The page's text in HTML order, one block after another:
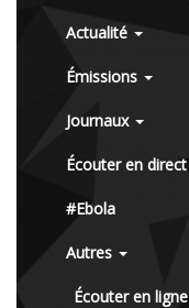
Actualité
Émissions
Journaux
Écouter en direct
#Ebola
Autres
Écouter en ligne